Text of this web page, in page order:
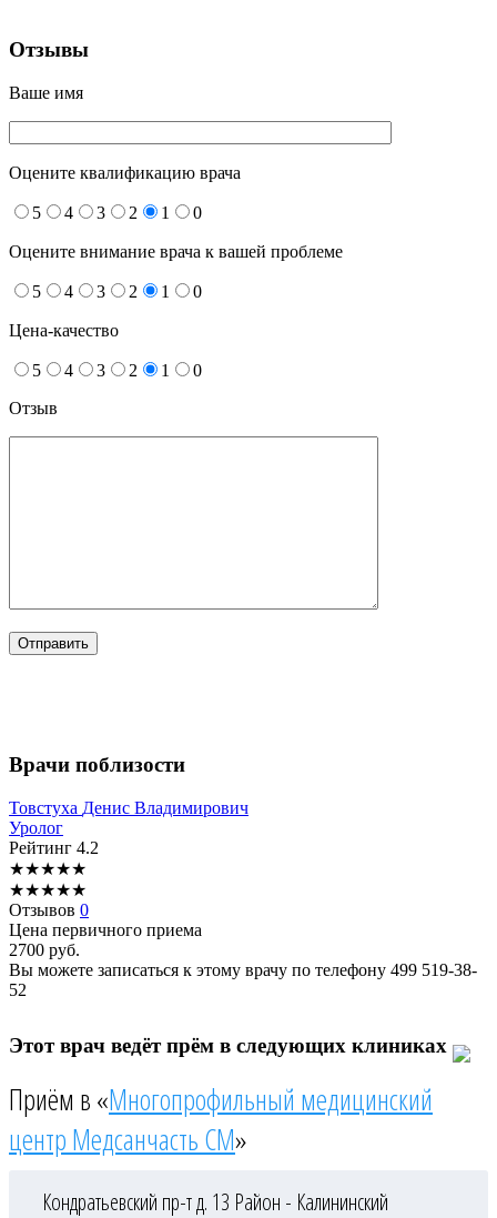
Отзывы
Ваше имя
Оцените квалификацию врача
5 4 3 2 1 0
Оцените внимание врача к вашей проблеме
5 4 3 2 1 0
Цена-качество
5 4 3 2 1
0
Отзыв
Врачи поблизости
Товстуха Денис Владимирович
Уролог
Рейтинг 4.2
★★★★★
★★★★★
Отзывов 0
Цена первичного приема
2700 руб.
Вы можете записаться к этому врачу по телефону 499 519-38-
52
Этот врач ведёт прём в следующих клиниках
Приём в «Многопрофильный медицинский
центр Медсанчасть СМ»
Кондратьевский пр-т д. 13 Район - Калининский